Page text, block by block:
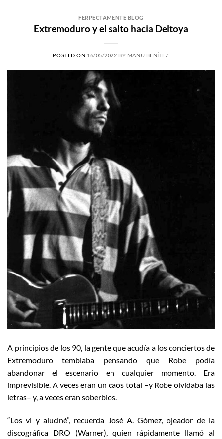
FERPECTAMENTE BLOG
Extremoduro y el salto hacia Deltoya
POSTED ON 16/05/2022 BY MANU BENÍTEZ
A principios de los 90, la gente que acudía a los conciertos de
Extremoduro temblaba pensando que Robe podía
abandonar el escenario en cualquier momento. Era
imprevisible. A veces eran un caos total –y Robe olvidaba las
letras– y, a veces eran soberbios.
“Los vi y aluciné”, recuerda José A. Gómez, ojeador de la
discográfica DRO (Warner), quien rápidamente llamó al